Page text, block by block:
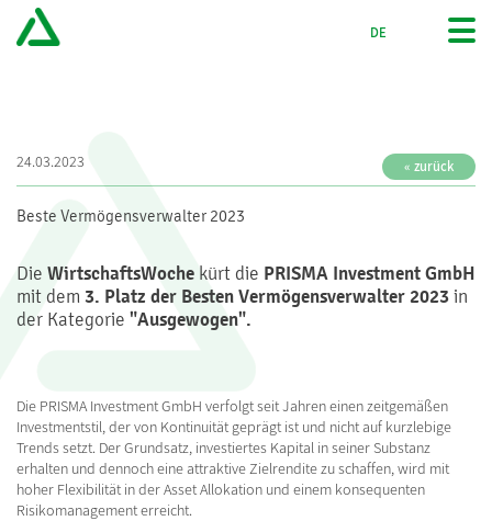
DE
24.03.2023 « zurück
Beste Vermögensverwalter 2023
Die WirtschaftsWoche kürt die PRISMA Investment GmbH
mit dem 3. Platz der Besten Vermögensverwalter 2023 in
der Kategorie "Ausgewogen".
Die PRISMA Investment GmbH verfolgt seit Jahren einen zeitgemäßen
Investmentstil, der von Kontinuität geprägt ist und nicht auf kurzlebige
Trends setzt. Der Grundsatz, investiertes Kapital in seiner Substanz
erhalten und dennoch eine attraktive Zielrendite zu schaffen, wird mit
hoher Flexibilität in der Asset Allokation und einem konsequenten
Risikomanagement erreicht.